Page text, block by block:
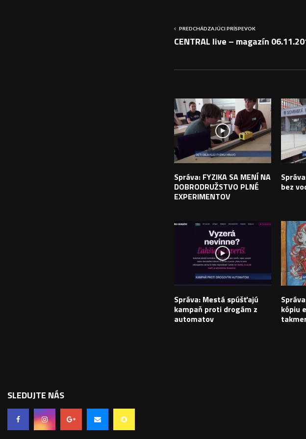
PREDCHÁDZAJÚCI PRÍSPEVOK
CENTRAL live – magazín
Správa: FYZIKA SA MENÍ NA
DOBRODRUŽSTVO PLNÉ
EXPERIMENTOV
bez
Správa: Mestá spúšťajú
kampaň proti drogám z
automatov
kópiu
SLEDUJTE NÁS